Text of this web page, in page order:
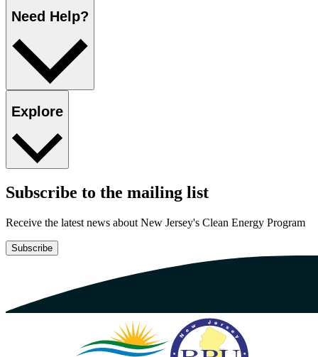
Need Help?​​​​‌ ‍ ​‍​‍‌‍ ‌ ​‍‌‍‍‌‌‍‌ ‌‍‍‌‌‍ ‍​‍​‍​ ‍‍​‍​‍‌ ​ ‌‍​‌‌‍ ‍‌‍‍‌‌ ‌​‌ ‍‌​‍ ‍‌‍‍‌‌‍ ​‍​‍​‍ ​​‍​‍‌‍‍​‌ ​‍‌‍‌‌‌‍‌‍​‍​‍​ ‍‍​‍​‍‌‍‍​‌ ‌​‌ ‌​‌ ​​​ ‍‍​‍ ​‍ ‌‍ ​‌‍ ‌‍​ ‌‍​‌‌‍ ​‌‍‍​‌‍ ‌ ​ ‌ ‌​​ ‍‍​ ​ ​ ​ ​ ​ ​ ​ ​‍ ‌‍‍‌‌‍ ‍‌ ‌​‌‍‌‌‌‍ ‍‌ ‌​​‍ ‌‍‌‌‌‍‌​‌‍‍‌‌ ‌​​‍ ‌‍ ‌‌‍ ‌‍‌​‌‍‌‌​ ‌‌ ​​‌ ​‍‌‍‌‌‌ ​ ‌‍‌‌‌‍ ‍‌ ‌​‌‍​‌‌ ‌​‌‍‍‌‌‍ ‌‍ ‍​ ‍ ‌‍‍‌‌‍‌​​ ‌‌ ​ ‌‍‍‌‌ ‌​‌‍‌‌‌​‌‍‌‍ ‌‍ ‌ ‌​‌‍‌‌‌ ​‍​ ‍ ‌ ‌​‌ ‍‌‌ ​​‌‍‌‌​ ‌‌‍‌‍‌‍ ‌‍ ‌ ‌​‌‍‌‌‌ ​‍​ ‍ ‌ ​​‌‍​‌‌ ‌​‌‍‍​​ ‌‌‍ ‌‌‍‌‌‌‍ ‍‌ ‌‌‌ ​ ​‍‌‌​ ‌‌‌​​‍‌‌ ‌‍‍ ‌‍‌‌‌ ‍‌​‍‌‌​ ​ ‌​‌​​‍‌‌​ ​ ‌​‌​​‍‌‌​ ​‍​ ​‍‌‍‌‌‌‍‌‍​ ​‌​ ‌ ​ ​‌‌‍​ ‌‍‌‌‌‍​‌​ ‍‌‌‍‌​​ ​‍‌‍​ ​‍‌‌​ ​‍​ ​‍​‍‌‌​ ‌‌‌​‌​​‍ ‍‌‍‍​‌‍‌‌‌‍​‌‌‍‌​‌‍‍‌‌‍ ‍‌‍‌ ​ ‌‍​‍‌‍​‌‌ ​ ‌‍‌‌‌‌‌‌‌ ​‍‌‍ ​​ ‌‌‍‍​‌ ‌​‌ ‌​‌ ​​​‍‌‌​ ​ ‌​​‌​‍‌‌​ ​‍‌​‌‍​‍‌‌​ ​‍‌​‌‍‌‍ ​‌‍ ‌‍​ ‌‍​‌‌‍ ​‌‍‍​‌‍ ‌ ​ ‌ ‌​​‍‌‌​ ​ ‌​​‌​ ​ ​ ​ ​ ​ ​ ​ ​‍‌‍‌‍‍‌‌‍‌​​ ‌‌ ​ ‌‍‍‌‌ ‌​‌‍‌‌‌​‌‍‌‍ ‌‍ ‌ ‌​‌‍‌‌‌ ​‍​‍‌‍‌ ‌​‌ ‍‌‌ ​​‌‍‌‌​ ‌‌‍‌‍‌‍ ‌‍ ‌ ‌​‌‍‌‌‌ ​‍​‍‌‍‌ ​​‌‍​‌‌ ‌​‌‍‍​​ ‌‌‍ ‌‌‍‌‌‌‍ ‍‌ ‌‌‌ ​ ​‍‌‌​ ‌‌‌​​‍‌‌ ‌‍‍ ‌‍‌‌‌ ‍‌​‍‌‌​ ​ ‌​‌​​‍‌‌​ ​ ‌​‌​​‍‌‌​ ​‍​ ​‍‌‍‌‌‌‍‌‍​ ​‌​ ‌ ​ ​‌‌‍​ ‌‍‌‌‌‍​‌​ ‍‌‌‍‌​​ ​‍‌‍​ ​‍‌‌​ ​‍​ ​‍​‍‌‌​ ‌‌‌​‌​​‍ ‍‌‍‍​‌‍‌‌‌‍​‌‌‍‌​‌‍‍‌‌‍ ‍‌‍‌ ​‍‌‍‌ ​​‌‍‌‌‌ ​‍‌ ​ ‌ ​​‌‍‌‌‌‍​ ‌ ‌​‌‍‍‌‌ ‌‍‌‍‌‌​ ‌‌ ​​‌ ‌‌‌‍​‍‌‍ ​‌‍‍‌‌ ​ ‌‍‍​‌‍‌‌‌‍‌​​‍​‍‌ ‌
Explore​​​​‌ ‍ ​‍​‍‌‍ ‌ ​‍‌‍‍‌‌‍‌ ‌‍‍‌‌‍ ‍​‍​‍​ ‍‍​‍​‍‌ ​ ‌‍​‌‌‍ ‍‌‍‍‌‌ ‌​‌ ‍‌​‍ ‍‌‍‍‌‌‍ ​‍​‍​‍ ​​‍​‍‌‍‍​‌ ​‍‌‍‌‌‌‍‌‍​‍​‍​ ‍‍​‍​‍‌‍‍​‌ ‌​‌ ‌​‌ ​​​ ‍‍​‍ ​‍ ‌‍ ​‌‍ ‌‍​ ‌‍​‌‌‍ ​‌‍‍​‌‍ ‌ ​ ‌ ‌​​ ‍‍​ ​ ​ ​ ​ ​ ​ ​ ​‍ ‌‍‍‌‌‍ ‍‌ ‌​‌‍‌‌‌‍ ‍‌ ‌​​‍ ‌‍‌‌‌‍‌​‌‍‍‌‌ ‌​​‍ ‌‍ ‌‌‍ ‌‍‌​‌‍‌‌​ ‌‌ ​​‌ ​‍‌‍‌‌‌ ​ ‌‍‌‌‌‍ ‍‌ ‌​‌‍​‌‌ ‌​‌‍‍‌‌‍ ‌‍ ‍​ ‍ ‌‍‍‌‌‍‌​​ ‌‌ ​ ‌‍‍‌‌ ‌​‌‍‌‌‌​‌‍‌‍ ‌‍ ‌ ‌​‌‍‌‌‌ ​‍​ ‍ ‌ ‌​‌ ‍‌‌ ​​‌‍‌‌​ ‌‌‍‌‍‌‍ ‌‍ ‌ ‌​‌‍‌‌‌ ​‍​ ‍ ‌ ​​‌‍​‌‌ ‌​‌‍‍​​ ‌‌‍ ‌‌‍‌‌‌‍ ‍‌ ‌‌‌ ​ ​‍‌‌​ ‌‌‌​​‍‌‌ ‌‍‍ ‌‍‌‌‌ ‍‌​‍‌‌​ ​ ‌​‌​​‍‌‌​ ​ ‌​‌​​‍‌‌​ ​‍​ ​‍‌‍​‌​ ‍‌‌‍‌‍​ ​​‌‍‌​​ ​​​ ‌​​ ​​​ ​ ​ ​‌​ ‌‍​ ‌ ​‍‌‌​ ​‍​ ​‍​‍‌‌​ ‌‌‌​‌​​‍ ‍‌‍‍​‌‍‌‌‌‍​‌‌‍‌​‌‍‍‌‌‍ ‍‌‍‌ ​ ‌‍​‍‌‍​‌‌ ​ ‌‍‌‌‌‌‌‌‌ ​‍‌‍ ​​ ‌‌‍‍​‌ ‌​‌ ‌​‌ ​​​‍‌‌​ ​ ‌​​‌​‍‌‌​ ​‍‌​‌‍​‍‌‌​ ​‍‌​‌‍‌‍ ​‌‍ ‌‍​ ‌‍​‌‌‍ ​‌‍‍​‌‍ ‌ ​ ‌ ‌​​‍‌‌​ ​ ‌​​‌​ ​ ​ ​ ​ ​ ​ ​ ​‍‌‍‌‍‍‌‌‍‌​​ ‌‌ ​ ‌‍‍‌‌ ‌​‌‍‌‌‌​‌‍‌‍ ‌‍ ‌ ‌​‌‍‌‌‌ ​‍​‍‌‍‌ ‌​‌ ‍‌‌ ​​‌‍‌‌​ ‌‌‍‌‍‌‍ ‌‍ ‌ ‌​‌‍‌‌‌ ​‍​‍‌‍‌ ​​‌‍​‌‌ ‌​‌‍‍​​ ‌‌‍ ‌‌‍‌‌‌‍ ‍‌ ‌‌‌ ​ ​‍‌‌​ ‌‌‌​​‍‌‌ ‌‍‍ ‌‍‌‌‌ ‍‌​‍‌‌​ ​ ‌​‌​​‍‌‌​ ​ ‌​‌​​‍‌‌​ ​‍​ ​‍‌‍​‌​ ‍‌‌‍‌‍​ ​​‌‍‌​​ ​​​ ‌​​ ​​​ ​ ​ ​‌​ ‌‍​ ‌ ​‍‌‌​ ​‍​ ​‍​‍‌‌​ ‌‌‌​‌​​‍ ‍‌‍‍​‌‍‌‌‌‍​‌‌‍‌​‌‍‍‌‌‍ ‍‌‍‌ ​‍‌‍‌ ​​‌‍‌‌‌ ​‍‌ ​ ‌ ​​‌‍‌‌‌‍​ ‌ ‌​‌‍‍‌‌ ‌‍‌‍‌‌​ ‌‌ ​​‌ ‌‌‌‍​‍‌‍ ​‌‍‍‌‌ ​ ‌‍‍​‌‍‌‌‌‍‌​​‍​‍‌ ‌
Subscribe to the mailing list​​​​‌ ‍ ​‍​‍‌‍ ‌ ​‍‌‍‍‌‌‍‌ ‌‍‍‌‌‍ ‍​‍​‍​ ‍‍​‍​‍‌ ​ ‌‍​‌‌‍ ‍‌‍‍‌‌ ‌​‌ ‍‌​‍ ‍‌‍‍‌‌‍ ​‍​‍​‍ ​​‍​‍‌‍‍​‌ ​‍‌‍‌‌‌‍‌‍​‍​‍​ ‍‍​‍​‍‌‍‍​‌ ‌​‌ ‌​‌ ​​​ ‍‍​‍ ​‍ ‌‍ ​‌‍ ‌‍​ ‌‍​‌‌‍ ​‌‍‍​‌‍ ‌ ​ ‌ ‌​​ ‍‍​ ​ ​ ​ ​ ​ ​ ​ ​‍ ‌‍‍‌‌‍ ‍‌ ‌​‌‍‌‌‌‍ ‍‌ ‌​​‍ ‌‍‌‌‌‍‌​‌‍‍‌‌ ‌​​‍ ‌‍ ‌‌‍ ‌‍‌​‌‍‌‌​ ‌‌ ​​‌ ​‍‌‍‌‌‌ ​ ‌‍‌‌‌‍ ‍‌ ‌​‌‍​‌‌ ‌​‌‍‍‌‌‍ ‌‍ ‍​ ‍ ‌‍‍‌‌‍‌​​ ‌‌ ​ ‌‍‍‌‌ ‌​‌‍‌‌‌​‌‍‌‍ ‌‍ ‌ ‌​‌‍‌‌‌ ​‍​ ‍ ‌ ‌​‌ ‍‌‌ ​​‌‍‌‌​ ‌‌‍‌‍‌‍ ‌‍ ‌ ‌​‌‍‌‌‌ ​‍​ ‍ ‌ ​​‌‍​‌‌ ‌​‌‍‍​​ ‌‌‍ ‍‌‍‌‌‌ ‌ ‌ ​ ‌‍ ​‌‍‌‌‌ ‌​‌ ‌​‌‍‌‌‌ ​‍​‍ ‍‌‍‍​‌‍‌‌‌‍​‌‌‍‌​‌‍‍‌‌‍ ‍‌‍‌ ​ ‌‍​‍‌‍​‌‌ ​ ‌‍‌‌‌‌‌‌‌ ​‍‌‍ ​​ ‌‌‍‍​‌ ‌​‌ ‌​‌ ​​​‍‌‌​ ​ ‌​​‌​‍‌‌​ ​‍‌​‌‍​‍‌‌​ ​‍‌​‌‍‌‍ ​‌‍ ‌‍​ ‌‍​‌‌‍ ​‌‍‍​‌‍ ‌ ​ ‌ ‌​​‍‌‌​ ​ ‌​​‌​ ​ ​ ​ ​ ​ ​ ​ ​‍‌‍‌‍‍‌‌‍‌​​ ‌‌ ​ ‌‍‍‌‌ ‌​‌‍‌‌‌​‌‍‌‍ ‌‍ ‌ ‌​‌‍‌‌‌ ​‍​‍‌‍‌ ‌​‌ ‍‌‌ ​​‌‍‌‌​ ‌‌‍‌‍‌‍ ‌‍ ‌ ‌​‌‍‌‌‌ ​‍​‍‌‍‌ ​​‌‍​‌‌ ‌​‌‍‍​​ ‌‌‍ ‍‌‍‌‌‌ ‌ ‌ ​ ‌‍ ​‌‍‌‌‌ ‌​‌ ‌​‌‍‌‌‌ ​‍​‍ ‍‌‍‍​‌‍‌‌‌‍​‌‌‍‌​‌‍‍‌‌‍ ‍‌‍‌ ​‍‌‍‌ ​​‌‍‌‌‌ ​‍‌ ​ ‌ ​​‌‍‌‌‌‍​ ‌ ‌​‌‍‍‌‌ ‌‍‌‍‌‌​ ‌‌ ​​‌ ‌‌‌‍​‍‌‍ ​‌‍‍‌‌ ​ ‌‍‍​‌‍‌‌‌‍‌​​‍​‍‌ ‌
Receive the latest news about New Jersey's Clean Energy Program​​​​‌ ‍ ​‍​‍‌‍ ‌ ​‍‌‍‍‌‌‍‌ ‌‍‍‌‌‍ ‍​‍​‍​ ‍‍​‍​‍‌ ​ ‌‍​‌‌‍ ‍‌‍‍‌‌ ‌​‌ ‍‌​‍ ‍‌‍‍‌‌‍ ​‍​‍​‍ ​​‍​‍‌‍‍​‌ ​‍‌‍‌‌‌‍‌‍​‍​‍​ ‍‍​‍​‍‌‍‍​‌ ‌​‌ ‌​‌ ​​​ ‍‍​‍ ​‍ ‌‍ ​‌‍ ‌‍​ ‌‍​‌‌‍ ​‌‍‍​‌‍ ‌ ​ ‌ ‌​​ ‍‍​ ​ ​ ​ ​ ​ ​ ​ ​‍ ‌‍‍‌‌‍ ‍‌ ‌​‌‍‌‌‌‍ ‍‌ ‌​​‍ ‌‍‌‌‌‍‌​‌‍‍‌‌ ‌​​‍ ‌‍ ‌‌‍ ‌‍‌​‌‍‌‌​ ‌‌ ​​‌ ​‍‌‍‌‌‌ ​ ‌‍‌‌‌‍ ‍‌ ‌​‌‍​‌‌ ‌​‌‍‍‌‌‍ ‌‍ ‍​ ‍ ‌‍‍‌‌‍‌​​ ‌‌ ​ ‌‍‍‌‌ ‌​‌‍‌‌‌​‌‍‌‍ ‌‍ ‌ ‌​‌‍‌‌‌ ​‍​ ‍ ‌ ‌​‌ ‍‌‌ ​​‌‍‌‌​ ‌‌‍‌‍‌‍ ‌‍ ‌ ‌​‌‍‌‌‌ ​‍​ ‍ ‌ ​​‌‍​‌‌ ‌​‌‍‍​​ ‌‌‍ ‍‌‍‌‌‌ ‌ ‌ ​ ‌‍ ​‌‍‌‌‌ ‌​‌ ‌​‌‍‌‌‌ ​‍​‍ ‍‌ ‌​‌‍‌‌‌ ‍​‌ ‌​​ ‌‍​‍‌‍​‌‌ ​ ‌‍‌‌‌‌‌‌‌ ​‍‌‍ ​​ ‌‌‍‍​‌ ‌​‌ ‌​‌ ​​​‍‌‌​ ​ ‌​​‌​‍‌‌​ ​‍‌​‌‍​‍‌‌​ ​‍‌​‌‍‌‍ ​‌‍ ‌‍​ ‌‍​‌‌‍ ​‌‍‍​‌‍ ‌ ​ ‌ ‌​​‍‌‌​ ​ ‌​​‌​ ​ ​ ​ ​ ​ ​ ​ ​‍‌‍‌‍‍‌‌‍‌​​ ‌‌ ​ ‌‍‍‌‌ ‌​‌‍‌‌‌​‌‍‌‍ ‌‍ ‌ ‌​‌‍‌‌‌ ​‍​‍‌‍‌ ‌​‌ ‍‌‌ ​​‌‍‌‌​ ‌‌‍‌‍‌‍ ‌‍ ‌ ‌​‌‍‌‌‌ ​‍​‍‌‍‌ ​​‌‍​‌‌ ‌​‌‍‍​​ ‌‌‍ ‍‌‍‌‌‌ ‌ ‌ ​ ‌‍ ​‌‍‌‌‌ ‌​‌ ‌​‌‍‌‌‌ ​‍​‍ ‍‌ ‌​‌‍‌‌‌ ‍​‌ ‌​​‍‌‍‌ ​​‌‍‌‌‌ ​‍‌ ​ ‌ ​​‌‍‌‌‌‍​ ‌ ‌​‌‍‍‌‌ ‌‍‌‍‌‌​ ‌‌ ​​‌ ‌‌‌‍​‍‌‍ ​‌‍‍‌‌ ​ ‌‍‍​‌‍‌‌‌‍‌​​‍​‍‌ ‌
Subscribe​​​​‌ ‍ ​‍​‍‌‍ ‌ ​‍‌‍‍‌‌‍‌ ‌‍‍‌‌‍ ‍​‍​‍​ ‍‍​‍​‍‌ ​ ‌‍​‌‌‍ ‍‌‍‍‌‌ ‌​‌ ‍‌​‍ ‍‌‍‍‌‌‍ ​‍​‍​‍ ​​‍​‍‌‍‍​‌ ​‍‌‍‌‌‌‍‌‍​‍​‍​ ‍‍​‍​‍‌‍‍​‌ ‌​‌ ‌​‌ ​​​ ‍‍​‍ ​‍ ‌‍ ​‌‍ ‌‍​ ‌‍​‌‌‍ ​‌‍‍​‌‍ ‌ ​ ‌ ‌​​ ‍‍​ ​ ​ ​ ​ ​ ​ ​ ​‍ ‌‍‍‌‌‍ ‍‌ ‌​‌‍‌‌‌‍ ‍‌ ‌​​‍ ‌‍‌‌‌‍‌​‌‍‍‌‌ ‌​​‍ ‌‍ ‌‌‍ ‌‍‌​‌‍‌‌​ ‌‌ ​​‌ ​‍‌‍‌‌‌ ​ ‌‍‌‌‌‍ ‍‌ ‌​‌‍​‌‌ ‌​‌‍‍‌‌‍ ‌‍ ‍​ ‍ ‌‍‍‌‌‍‌​​ ‌‌ ​ ‌‍‍‌‌ ‌​‌‍‌‌‌​‌‍‌‍ ‌‍ ‌ ‌​‌‍‌‌‌ ​‍​ ‍ ‌ ‌​‌ ‍‌‌ ​​‌‍‌‌​ ‌‌‍‌‍‌‍ ‌‍ ‌ ‌​‌‍‌‌‌ ​‍​ ‍ ‌ ​​‌‍​‌‌ ‌​‌‍‍​​ ‌‌‍ ‍‌‍‌‌‌ ‌ ‌ ​ ‌‍ ​‌‍‌‌‌ ‌​‌ ‌​‌‍‌‌‌ ​‍​‍ ‍‌‍​‍‌ ‌​‌‍ ‍​ ‌‍​‍‌‍​‌‌ ​ ‌‍‌‌‌‌‌‌‌ ​‍‌‍ ​​ ‌‌‍‍​‌ ‌​‌ ‌​‌ ​​​‍‌‌​ ​ ‌​​‌​‍‌‌​ ​‍‌​‌‍​‍‌‌​ ​‍‌​‌‍‌‍ ​‌‍ ‌‍​ ‌‍​‌‌‍ ​‌‍‍​‌‍ ‌ ​ ‌ ‌​​‍‌‌​ ​ ‌​​‌​ ​ ​ ​ ​ ​ ​ ​ ​‍‌‍‌‍‍‌‌‍‌​​ ‌‌ ​ ‌‍‍‌‌ ‌​‌‍‌‌‌​‌‍‌‍ ‌‍ ‌ ‌​‌‍‌‌‌ ​‍​‍‌‍‌ ‌​‌ ‍‌‌ ​​‌‍‌‌​ ‌‌‍‌‍‌‍ ‌‍ ‌ ‌​‌‍‌‌‌ ​‍​‍‌‍‌ ​​‌‍​‌‌ ‌​‌‍‍​​ ‌‌‍ ‍‌‍‌‌‌ ‌ ‌ ​ ‌‍ ​‌‍‌‌‌ ‌​‌ ‌​‌‍‌‌‌ ​‍​‍ ‍‌‍​‍‌ ‌​‌‍ ‍​‍‌‍‌ ​​‌‍‌‌‌ ​‍‌ ​ ‌ ​​‌‍‌‌‌‍​ ‌ ‌​‌‍‍‌‌ ‌‍‌‍‌‌​ ‌‌ ​​‌ ‌‌‌‍​‍‌‍ ​‌‍‍‌‌ ​ ‌‍‍​‌‍‌‌‌‍‌​​‍​‍‌ ‌